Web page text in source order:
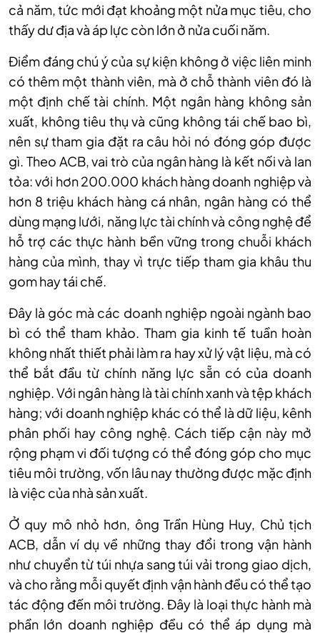
cả năm, tức mới đạt khoảng một nửa mục tiêu, cho
thấy dư địa và áp lực còn lớn ở nửa cuối năm.
Điểm đáng chú ý của sự kiện không ở việc liên minh
có thêm một thành viên, mà ở chỗ thành viên đó là
một định chế tài chính. Một ngân hàng không sản
xuất, không tiêu thụ và cũng không tái chế bao bì,
nên sự tham gia đặt ra câu hỏi nó đóng góp được
gì. Theo ACB, vai trò của ngân hàng là kết nối và lan
tỏa: với hơn 200.000 khách hàng doanh nghiệp và
hơn 8 triệu khách hàng cá nhân, ngân hàng có thể
dùng mạng lưới, năng lực tài chính và công nghệ để
hỗ trợ các thực hành bền vững trong chuỗi khách
hàng của mình, thay vì trực tiếp tham gia khâu thu
gom hay tái chế.
Đây là góc mà các doanh nghiệp ngoài ngành bao
bì có thể tham khảo. Tham gia kinh tế tuần hoàn
không nhất thiết phải làm ra hay xử lý vật liệu, mà có
thể bắt đầu từ chính năng lực sẵn có của doanh
nghiệp. Với ngân hàng là tài chính xanh và tệp khách
hàng; với doanh nghiệp khác có thể là dữ liệu, kênh
phân phối hay công nghệ. Cách tiếp cận này mở
rộng phạm vi đối tượng có thể đóng góp cho mục
tiêu môi trường, vốn lâu nay thường được mặc định
là việc của nhà sản xuất.
Ở quy mô nhỏ hơn, ông Trần Hùng Huy, Chủ tịch
ACB, dẫn ví dụ về những thay đổi trong vận hành
như chuyển từ túi nhựa sang túi vải trong giao dịch,
và cho rằng mỗi quyết định vận hành đều có thể tạo
tác động đến môi trường. Đây là loại thực hành mà
phần lớn doanh nghiệp đều có thể áp dụng mà